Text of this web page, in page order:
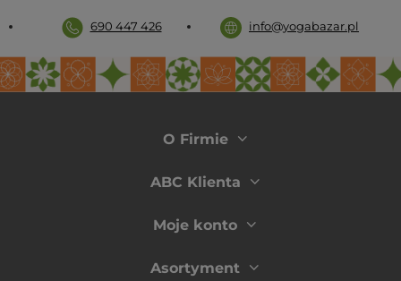
690 447 426 info@yogabazar.pl
O Firmie
ABC Klienta
Moje konto
Asortyment